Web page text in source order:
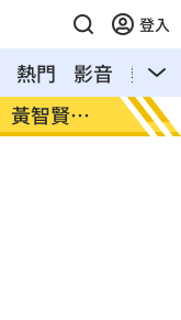
登入
熱門 影音
熱搜
狠甩法奪
2026
灣